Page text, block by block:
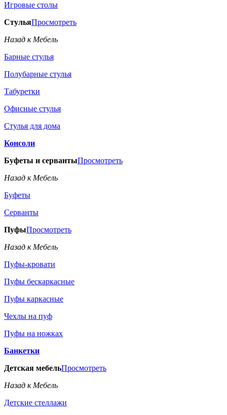
Игровые столы
СтульяПросмотреть
Назад к Мебель
Барные стулья
Полубарные стулья
Табуретки
Офисные стулья
Стулья для дома
Консоли
Буфеты и сервантыПросмотреть
Назад к Мебель
Буфеты
Серванты
ПуфыПросмотреть
Назад к Мебель
Пуфы-кровати
Пуфы бескаркасные
Пуфы каркасные
Чехлы на пуф
Пуфы на ножках
Банкетки
Детская мебельПросмотреть
Назад к Мебель
Детские стеллажи